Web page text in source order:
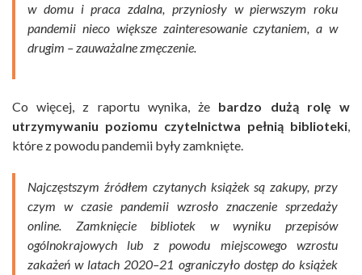
w domu i praca zdalna, przyniosły w pierwszym roku
pandemii nieco większe zainteresowanie czytaniem, a w
drugim – zauważalne zmęczenie.
Co więcej, z raportu wynika, że bardzo dużą rolę w
utrzymywaniu poziomu czytelnictwa pełnią biblioteki,
które z powodu pandemii były zamknięte.
Najczęstszym źródłem czytanych książek są zakupy, przy
czym w czasie pandemii wzrosło znaczenie sprzedaży
online. Zamknięcie bibliotek w wyniku przepisów
ogólnokrajowych lub z powodu miejscowego wzrostu
zakażeń w latach 2020–21 ograniczyło dostęp do książek